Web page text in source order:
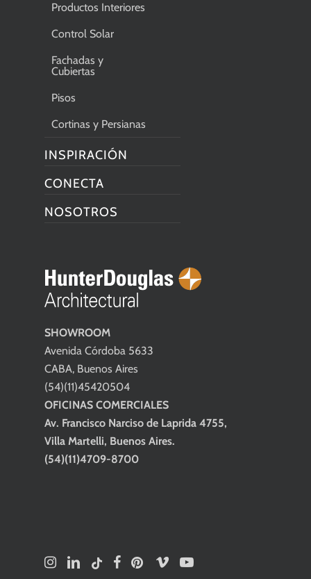
SHOWROOM
Avenida Córdoba 5633
CABA, Buenos Aires
(54)(11)45420504
OFICINAS COMERCIALES
Av. Francisco Narciso de Laprida 4755,
Villa Martelli, Buenos Aires.
(54)(11)4709-8700
Productos Interiores
Control Solar
Fachadas y
Cubiertas
Pisos
Cortinas y Persianas
INSPIRACIÓN
CONECTA
NOSOTROS